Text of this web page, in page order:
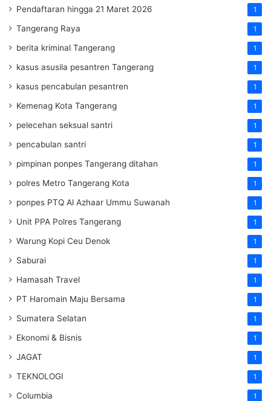
Pendaftaran hingga 21 Maret 2026 1
Tangerang Raya 1
berita kriminal Tangerang 1
kasus asusila pesantren Tangerang 1
kasus pencabulan pesantren 1
Kemenag Kota Tangerang 1
pelecehan seksual santri 1
pencabulan santri 1
pimpinan ponpes Tangerang ditahan 1
polres Metro Tangerang Kota 1
ponpes PTQ Al Azhaar Ummu Suwanah 1
Unit PPA Polres Tangerang 1
Warung Kopi Ceu Denok 1
Saburai 1
Hamasah Travel 1
PT Haromain Maju Bersama 1
Sumatera Selatan 1
Ekonomi & Bisnis 1
JAGAT 1
TEKNOLOGI 1
Columbia 1